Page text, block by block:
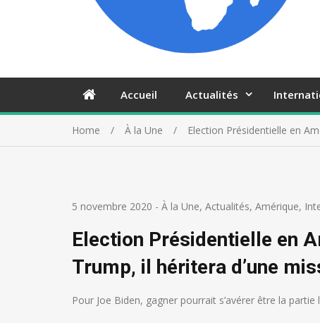
Accueil Actualités
Home À la Une Election Présidentielle en
5 novembre 2020 - À la Une, Actualités, Amérique,
Election Présidentielle en
Trump, il héritera d’une
Pour Joe Biden, gagner pourrait s’avérer être la partie